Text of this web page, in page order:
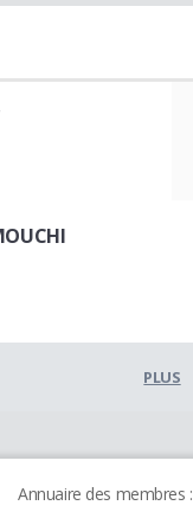
PLUS
Annuaire des membres :